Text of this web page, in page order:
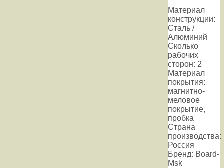
Материал
конструкции:
Сталь /
Алюминий
Сколько
рабочих
сторон: 2
Материал
покрытия:
магнитно-
меловое
покрытие,
пробка
Страна
производства:
Россия
Бренд: Board-
Msk